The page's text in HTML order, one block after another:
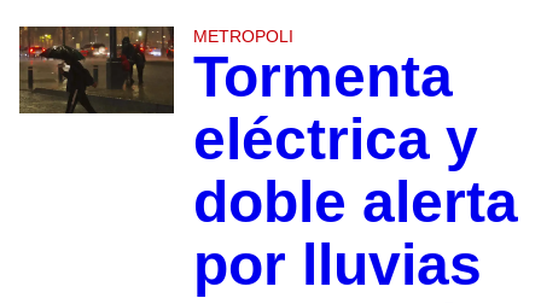
METROPOLI
Tormenta
eléctrica y
doble alerta
por lluvias